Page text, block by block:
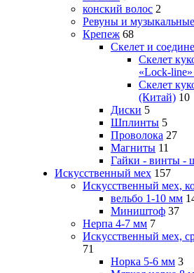
конский волос 2
Ревуны и
Крепеж 68
Скелет и
Скелет
«Lock-
Скелет
(Китай) 10
Диски 5
Шплинты 5
Проволока 27
Магниты 11
Гайки - винты -
Искусственный мех 157
Искусственный мех,
вельбо 1-10 мм
Миништоф 37
Нерпа 4-7 мм 7
Искусственный мех,
71
Норка 5-6 мм 3